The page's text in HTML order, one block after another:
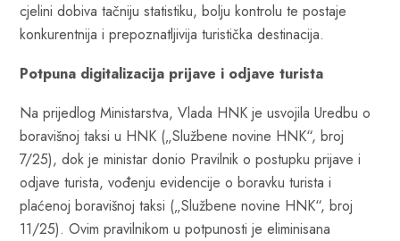
cjelini dobiva tačniju statistiku, bolju kontrolu te postaje
konkurentnija i prepoznatljivija turistička destinacija.
Potpuna digitalizacija prijave i odjave turista
Na prijedlog Ministarstva, Vlada HNK je usvojila Uredbu o
boravišnoj taksi u HNK („Službene novine HNK“, broj
7/25), dok je ministar donio Pravilnik o postupku prijave i
odjave turista, vođenju evidencije o boravku turista i
plaćenoj boravišnoj taksi („Službene novine HNK“, broj
11/25). Ovim pravilnikom u potpunosti je eliminisana